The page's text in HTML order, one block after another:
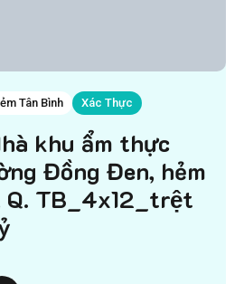
Tân Bình Xác Thực
khu ẩm thực
Đồng Đen, hẻm
Q. TB_4x12_trệt